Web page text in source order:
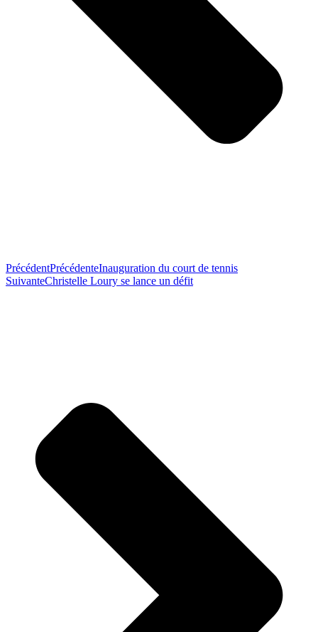
PrécédentPrécédenteInauguration du court de tennis
SuivanteChristelle Loury se lance un défit